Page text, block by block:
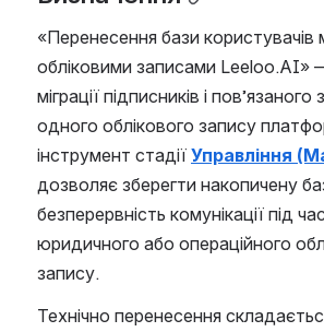
«Перенесення бази користувачів
обліковими записами Leeloo.AI»
міграції підписників і
одного облікового запису
інструмент стадії Управління
дозволяє зберегти накопичену
безперервність комунікації під
юридичного або операційного
запису.
Технічно перенесення